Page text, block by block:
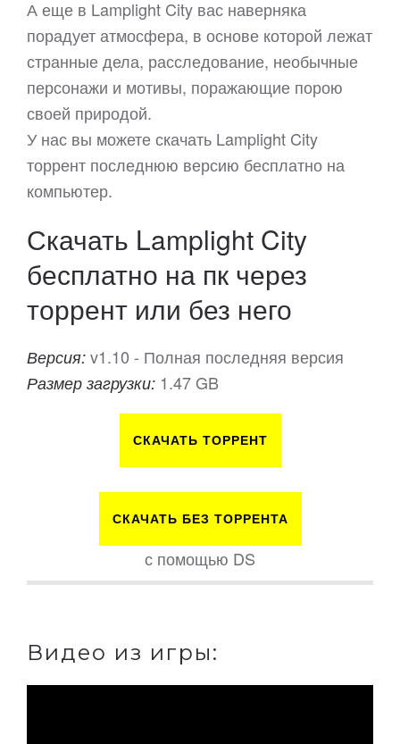
А еще в Lamplight City вас наверняка
порадует атмосфера, в основе которой лежат
странные дела, расследование, необычные
персонажи и мотивы, поражающие порою
своей природой.
У нас вы можете скачать Lamplight City
торрент последнюю версию бесплатно на
компьютер.
Скачать Lamplight City
бесплатно на пк через
торрент или без него
Версия: v1.10 - Полная последняя версия
Размер загрузки: 1.47 GB
СКАЧАТЬ ТОРРЕНТ
СКАЧАТЬ БЕЗ ТОРРЕНТА
с помощью DS
Видео из игры: